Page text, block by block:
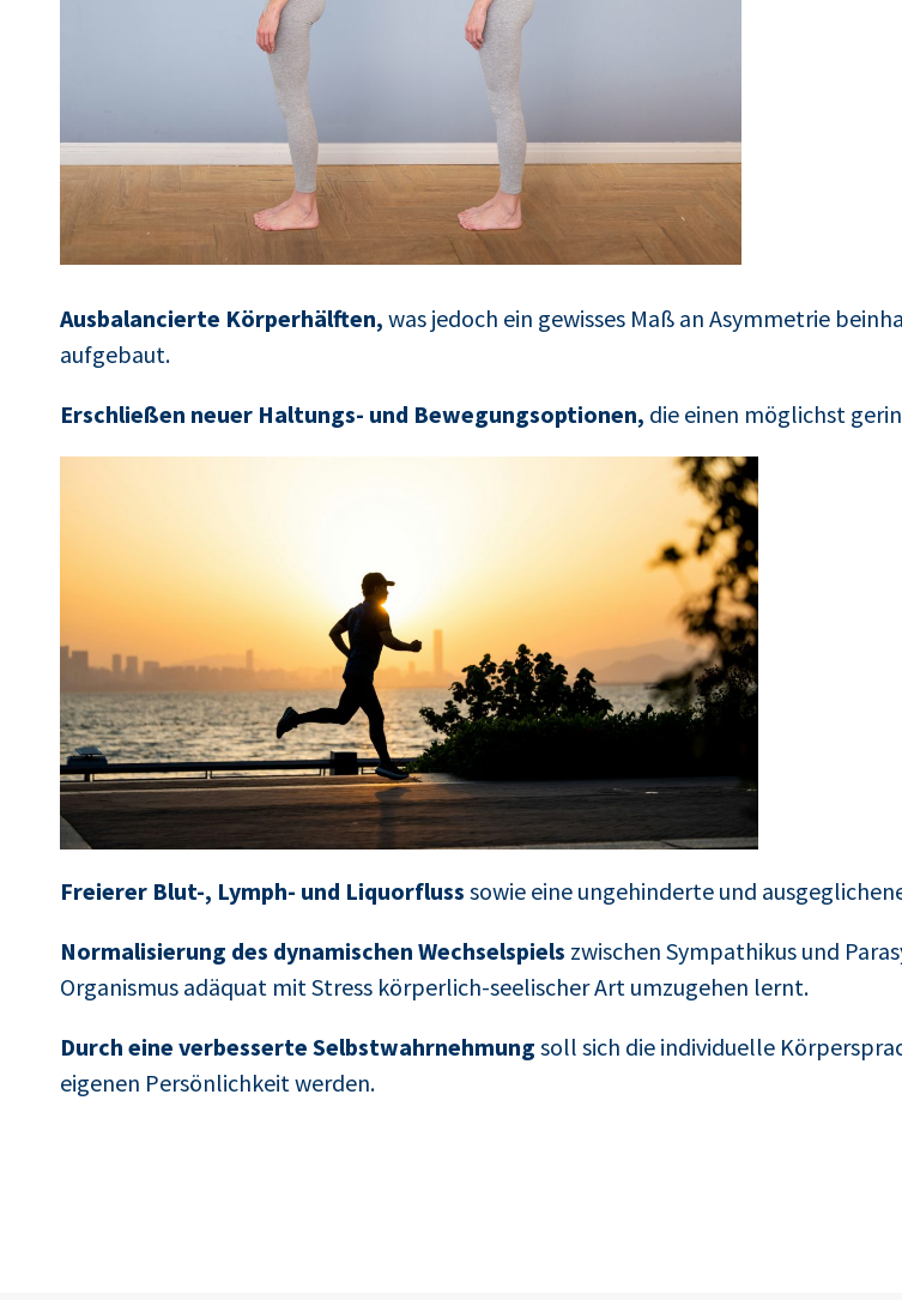
Ausbalancierte Körperhälften, was jedoch ein gewisses Maß an Asymmetrie
aufgebaut.
Erschließen neuer Haltungs- und Bewegungsoptionen, die einen möglichst
Freierer Blut-, Lymph- und Liquorfluss sowie eine ungehinderte und
Normalisierung des dynamischen Wechselspiels zwischen Sympathikus und
Organismus adäquat mit Stress körperlich-seelischer Art umzugehen lernt.
Durch eine verbesserte Selbstwahrnehmung soll sich die individuelle
eigenen Persönlichkeit werden.